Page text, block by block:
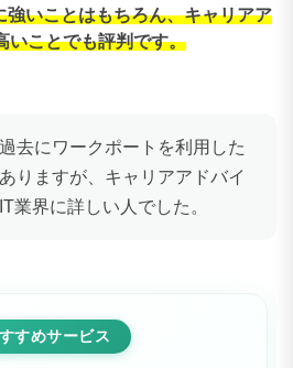
強いことはもちろん、キャリアア
いことでも評判です。
去にワークポートを利用した
りますが、キャリアアドバイ
業界に詳しい人でした。
すめサービス